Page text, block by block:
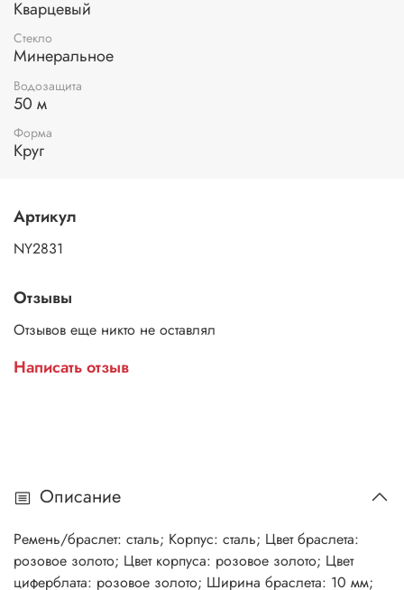
Кварцевый
Стекло
Минеральное
Водозащита
50 м
Форма
Круг
Артикул
NY2831
Отзывы
Отзывов еще никто не оставлял
Написать отзыв
Описание
Ремень/браслет: сталь; Корпус: сталь; Цвет браслета:
розовое золото; Цвет корпуса: розовое золото; Цвет
циферблата: розовое золото; Ширина браслета: 10 мм;